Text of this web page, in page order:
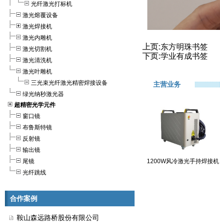
光纤激光打标机
激光熔覆设备
激光焊接机
激光内雕机
激光切割机
激光清洗机
激光叶雕机
三光束光纤激光精密焊接设备
绿光纳秒激光器
超精密光学元件
窗口镜
布鲁斯特镜
反射镜
输出镜
尾镜
光纤跳线
合作案例
鞍山森远路桥股份有限公司
上页:东方明珠书签
下页:学业有成书签
主营业务
1200W风冷激光手持焊接机